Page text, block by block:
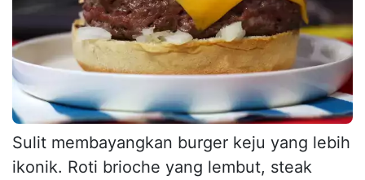
Sulit membayangkan burger keju yang lebih
ikonik. Roti brioche yang lembut, steak